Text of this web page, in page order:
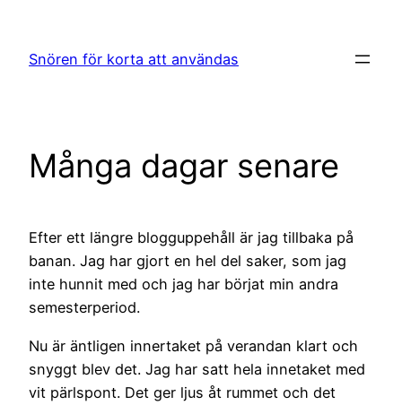
innehåll
Snören för korta att användas
Många dagar senare
Efter ett längre blogguppehåll är jag tillbaka på
banan. Jag har gjort en hel del saker, som jag
inte hunnit med och jag har börjat min andra
semesterperiod.
Nu är äntligen innertaket på verandan klart och
snyggt blev det. Jag har satt hela innetaket med
vit pärlspont. Det ger ljus åt rummet och det